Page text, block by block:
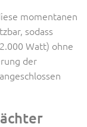
momentanen
sodass
Watt) ohne
der